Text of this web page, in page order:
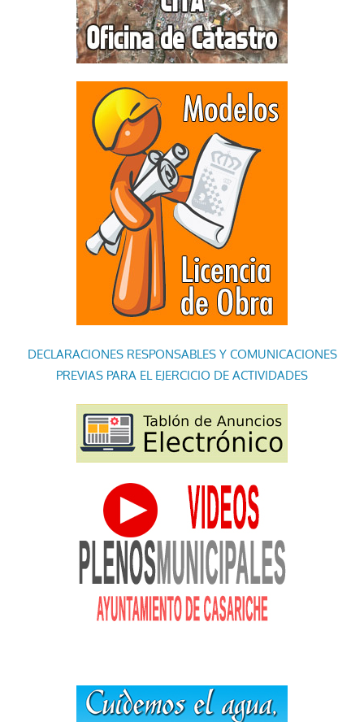
DECLARACIONES RESPONSABLES Y COMUNICACIONES
PREVIAS PARA EL EJERCICIO DE ACTIVIDADES